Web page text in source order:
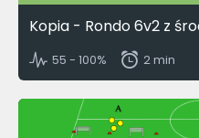
Kopia - Rondo 6v2 z
55 - 100% 2 min